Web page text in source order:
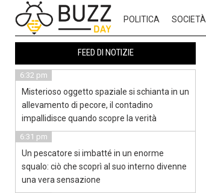
POLITICA SOCIETÀ
FEED DI NOTIZIE
6:32 pm
Misterioso oggetto spaziale si schianta in un
allevamento di pecore, il contadino
impallidisce quando scopre la verità
6:31 pm
Un pescatore si imbatté in un enorme
squalo: ciò che scoprì al suo interno divenne
una vera sensazione